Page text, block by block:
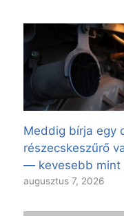
Meddig bírja egy
részecskeszűrő
— kevesebb mint
augusztus 7, 2026